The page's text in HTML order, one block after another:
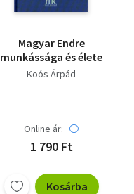
Magyar Endre
munkássága és élete
Koós Árpád
Online ár:
1 790 Ft
Kosárba